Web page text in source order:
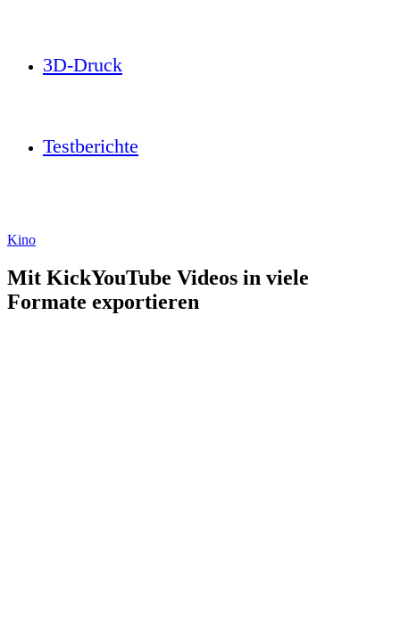
3D-Druck
Testberichte
Kino
Mit KickYouTube Videos in viele
Formate exportieren